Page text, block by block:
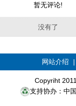
暂无评论!
没有了
网站介绍
Copyriht
支持协办：中